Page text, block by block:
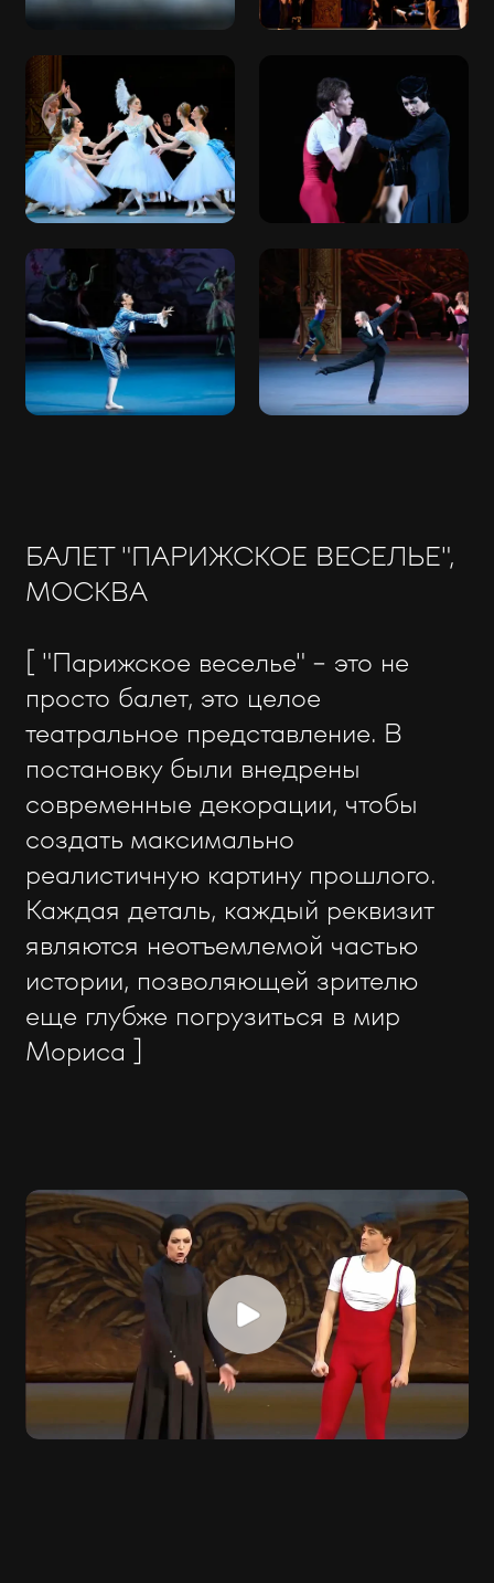
БАЛЕТ "ПАРИЖСКОЕ ВЕСЕЛЬЕ",
МОСКВА
[ "Парижское веселье" - это не
просто балет, это целое
театральное представление. В
постановку были внедрены
современные декорации, чтобы
создать максимально
реалистичную картину прошлого.
Каждая деталь, каждый реквизит
являются неотъемлемой частью
истории, позволяющей зрителю
еще глубже погрузиться в мир
Мориса ]